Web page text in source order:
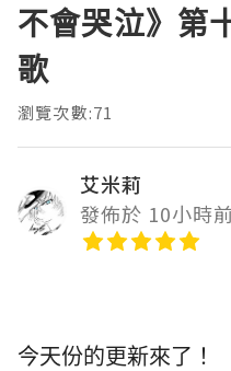
不會哭泣》第
歌
瀏覽次數:71
艾米莉
發佈於 10小時前
今天份的更新來了！